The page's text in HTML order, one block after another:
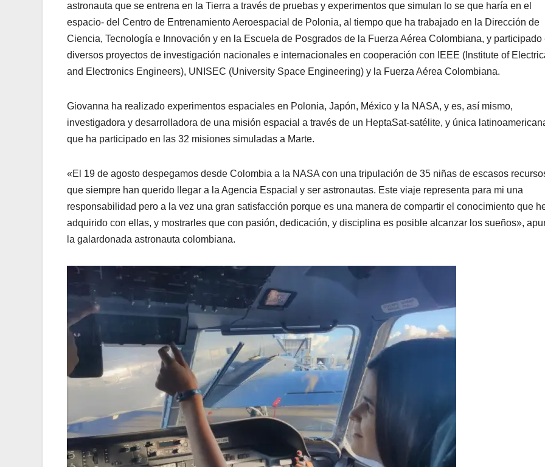
astronauta que se entrena en la Tierra a través de pruebas y experimentos que simulan lo se que haría en el
espacio- del Centro de Entrenamiento Aeroespacial de Polonia, al tiempo que ha trabajado en la Dirección de
Ciencia, Tecnología e Innovación y en la Escuela de Posgrados de la Fuerza Aérea Colombiana, y participado
diversos proyectos de investigación nacionales e internacionales en cooperación con IEEE (Institute of
and Electronics Engineers), UNISEC (University Space Engineering) y la Fuerza Aérea Colombiana.
Giovanna ha realizado experimentos espaciales en Polonia, Japón, México y la NASA, y es, así mismo,
investigadora y desarrolladora de una misión espacial a través de un HeptaSat-satélite, y única
que ha participado en las 32 misiones simuladas a Marte.
«El 19 de agosto despegamos desde Colombia a la NASA con una tripulación de 35 niñas de escasos
que siempre han querido llegar a la Agencia Espacial y ser astronautas. Este viaje representa para mi una
responsabilidad pero a la vez una gran satisfacción porque es una manera de compartir el conocimiento que
adquirido con ellas, y mostrarles que con pasión, dedicación, y disciplina es posible alcanzar los sueños»,
la galardonada astronauta colombiana.